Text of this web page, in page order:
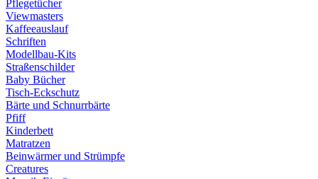
Pflegetücher
Viewmasters
Kaffeeauslauf
Schriften
Modellbau-Kits
Straßenschilder
Baby Bücher
Tisch-Eckschutz
Bärte und Schnurrbärte
Pfiff
Kinderbett
Matratzen
Beinwärmer und Strümpfe
Creatures